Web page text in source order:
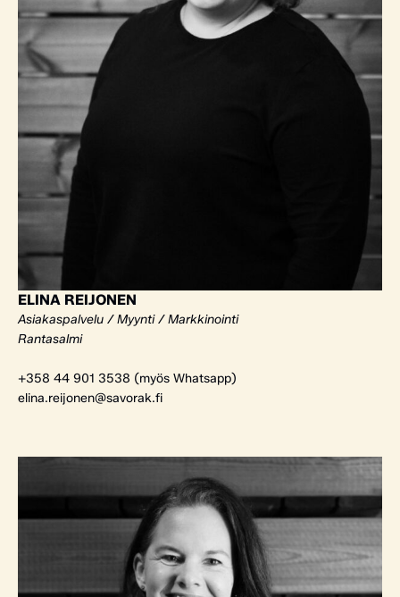
ELINA REIJONEN
Asiakaspalvelu / Myynti / Markkinointi
Rantasalmi
+358 44 901 3538 (myös Whatsapp)
elina.reijonen@savorak.fi